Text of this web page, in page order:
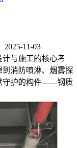
2025-11-03
与施工的核心考
消防喷淋、烟雾探
守护的构件——钢质